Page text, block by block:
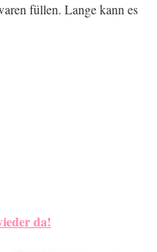
füllen. Lange kann es
da!